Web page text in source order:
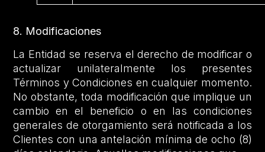
8. Modificaciones
La Entidad se reserva el derecho de modificar o
actualizar unilateralmente los presentes
Términos y Condiciones en cualquier momento.
No obstante, toda modificación que implique un
cambio en el beneficio o en las condiciones
generales de otorgamiento será notificada a los
Clientes con una antelación mínima de ocho (8)